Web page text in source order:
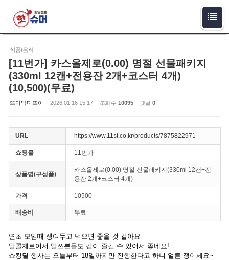
식품/음식
[11번가] 카스올제로(0.00) 명절 선물패키지
(330ml 12캔+전용잔 2개+코스터 4개)
(10,500)(무료)
뜨아먹다뜨아 2026.01.16 15:17 조회 수 10095 댓글 0
URL https://www.11st.co.kr/products/7875822971
쇼핑몰 11번가
상품명(구성품)
카스올제로(0.00) 명절 선물패키지(330ml 12캔+전
용잔 2개+코스터 4개)
가격 10500
배송비 무료
연초 모임때 쟁여두고 먹으면 좋을 것 같아요
알콜제로여서 알쓰분들도 같이 즐길 수 있어서 좋네요!
쇼킹딜 행사는 오늘부터 18일까지만 진행한다고 하니 얼른 쟁이세요~